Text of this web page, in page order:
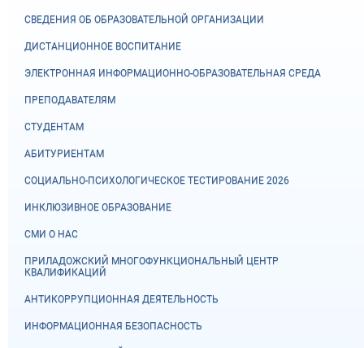
СВЕДЕНИЯ ОБ ОБРАЗОВАТЕЛЬНОЙ ОРГАНИЗАЦИИ
ДИСТАНЦИОННОЕ ВОСПИТАНИЕ
ЭЛЕКТРОННАЯ ИНФОРМАЦИОННО-ОБРАЗОВАТЕЛЬНАЯ СРЕДА
ПРЕПОДАВАТЕЛЯМ
СТУДЕНТАМ
АБИТУРИЕНТАМ
СОЦИАЛЬНО-ПСИХОЛОГИЧЕСКОЕ ТЕСТИРОВАНИЕ 2026
ИНКЛЮЗИВНОЕ ОБРАЗОВАНИЕ
СМИ О НАС
ПРИЛАДОЖСКИЙ МНОГОФУНКЦИОНАЛЬНЫЙ ЦЕНТР
КВАЛИФИКАЦИЙ
АНТИКОРРУПЦИОННАЯ ДЕЯТЕЛЬНОСТЬ
ИНФОРМАЦИОННАЯ БЕЗОПАСНОСТЬ